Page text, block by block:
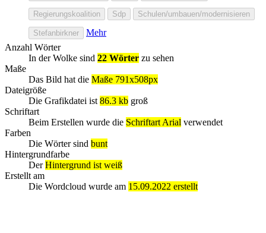
Regierungskoalition Sdp Schulen/umbauen/modernisieren
Stefanbirkner
Mehr
Anzahl Wörter
In der Wolke sind 22 Wörter zu sehen
Maße
Das Bild hat die Maße 791x508px
Dateigröße
Die Grafikdatei ist 86.3 kb groß
Schriftart
Beim Erstellen wurde die Schriftart Arial verwendet
Farben
Die Wörter sind bunt
Hintergrundfarbe
DerHintergrund ist weiß
Erstellt am
Die Wordcloud wurde am 15.09.2022 erstellt